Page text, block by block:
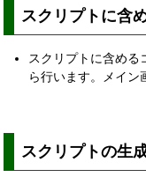
スクリプトに含
スクリプトに含める
ら行います。メイン
スクリプトの生